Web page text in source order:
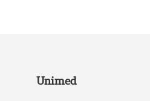
Unimed